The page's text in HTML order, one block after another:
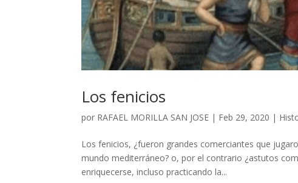
Los fenicios
por RAFAEL MORILLA SAN JOSE | Feb 29, 2020 |
Los fenicios, ¿fueron grandes comerciantes que
mundo mediterráneo? o, por el contrario ¿astutos
enriquecerse, incluso practicando la...